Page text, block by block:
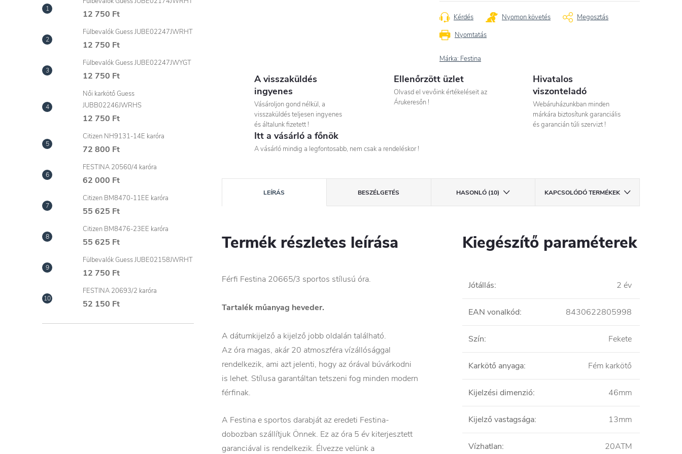
12 750 Ft
Fülbevalók Guess JUBE02247JWRHT
12 750 Ft
Fülbevalók Guess JUBE02247JWYGT
12 750 Ft
Női karkötő Guess
JUBB02246JWRHS
12 750 Ft
Citizen NH9131-14E karóra
72 800 Ft
FESTINA 20560/4 karóra
62 000 Ft
Citizen BM8470-11EE karóra
55 625 Ft
Citizen BM8476-23EE karóra
55 625 Ft
Fülbevalók Guess JUBE02158JWRHT
12 750 Ft
FESTINA 20693/2 karóra
52 150 Ft
Nyomtatás
Kérdés Nyomon követés Megosztás
Márka: Festina
A visszaküldés
ingyenes
Vásároljon gond nélkül, a
visszaküldés teljesen ingyenes
és általunk fizetett !
Ellenőrzött üzlet
Olvasd el vevőink értékeléseit az
Árukeresőn !
Hivatalos
viszonteladó
Webáruházunkban minden
márkára biztosítunk garanciális
és garancián túli szervizt !
Itt a vásárló a főnök
A vásárló mindig a legfontosabb, nem csak a rendeléskor !
LEÍRÁS BESZÉLGETÉS HASONLÓ (10) KAPCSOLÓDÓ TERMÉKEK
Termék részletes leírása
Férfi Festina 20665/3 sportos stílusú óra.
Tartalék műanyag heveder.
A dátumkijelző a kijelző jobb oldalán található.
Az óra magas, akár 20 atmoszféra vízállósággal
rendelkezik, ami azt jelenti, hogy az órával búvárkodni
is lehet. Stílusa garantáltan tetszeni fog minden modern
férfinak.
A Festina e sportos darabját az eredeti Festina-
dobozban szállítjuk Önnek. Ez az óra 5 év kiterjesztett
garanciával is rendelkezik. Élvezze velünk a
Kiegészítő paraméterek
Jótállás: 2 év
EAN vonalkód: 8430622805998
Szín: Fekete
Karkötő anyaga: Fém karkötő
Kijelzési dimenzió: 46mm
Kijelző vastagsága: 13mm
Vízhatlan: 20ATM